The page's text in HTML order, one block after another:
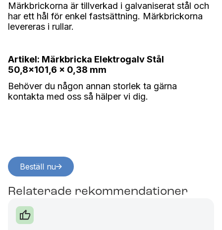
Märkbrickorna är tillverkad i galvaniserat stål och
har ett hål för enkel fastsättning. Märkbrickorna
levereras i rullar.
Artikel: Märkbricka Elektrogalv Stål
50,8x101,6 x 0,38 mm
Behöver du någon annan storlek ta gärna
kontakta med oss så hälper vi dig.
Beställ nu
Relaterade rekommendationer